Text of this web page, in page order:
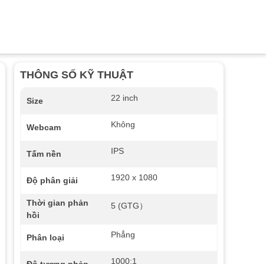
THÔNG SỐ KỸ THUẬT
Size 22 inch
Webcam Không
Tấm nền IPS
Độ phân giải 1920 x 1080
Thời gian phản
hồi
5 (GTG）
Phân loại Phẳng
1000:1